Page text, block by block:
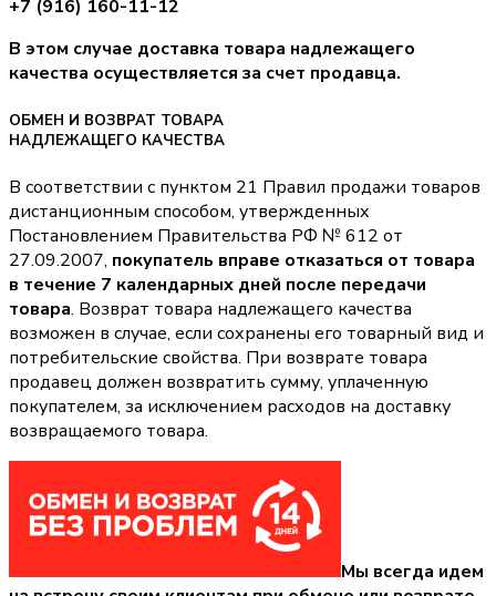
+7 (916) 160-11-12
В этом случае доставка товара надлежащего
качества осуществляется за счет продавца.
ОБМЕН И ВОЗВРАТ ТОВАРА
НАДЛЕЖАЩЕГО КАЧЕСТВА
В соответствии с пунктом 21 Правил продажи товаров
дистанционным способом, утвержденных
Постановлением Правительства РФ № 612 от
27.09.2007, покупатель вправе отказаться от товара
в течение 7 календарных дней после передачи
товара. Возврат товара надлежащего качества
возможен в случае, если сохранены его товарный вид и
потребительские свойства. При возврате товара
продавец должен возвратить сумму, уплаченную
покупателем, за исключением расходов на доставку
возвращаемого товара.
Мы всегда идем